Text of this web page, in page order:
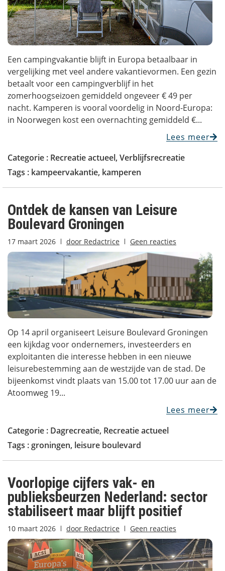
Een campingvakantie blijft in Europa betaalbaar in
vergelijking met veel andere vakantievormen. Een gezin
betaalt voor een campingverblijf in het
zomerhoogseizoen gemiddeld ongeveer € 49 per
nacht. Kamperen is vooral voordelig in Noord-Europa:
in Noorwegen kost een overnachting gemiddeld €...
Lees meer
Categorie : Recreatie actueel, Verblijfsrecreatie
Tags : kampeervakantie, kamperen
Ontdek de kansen van Leisure
Boulevard Groningen
17 maart 2026 door Redactrice Geen reacties
Op 14 april organiseert Leisure Boulevard Groningen
een kijkdag voor ondernemers, investeerders en
exploitanten die interesse hebben in een nieuwe
leisurebestemming aan de westzijde van de stad. De
bijeenkomst vindt plaats van 15.00 tot 17.00 uur aan de
Atoomweg 19...
Lees meer
Categorie : Dagrecreatie, Recreatie actueel
Tags :groningen, leisure boulevard
Voorlopige cijfers vak- en
publieksbeurzen Nederland: sector
stabiliseert maar blijft positief
10 maart 2026 door Redactrice Geen reacties